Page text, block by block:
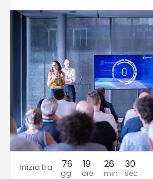
Inizia tra 76 19 26 29